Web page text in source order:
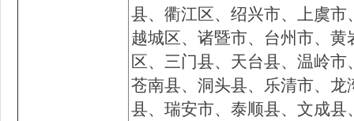
县、衢江区、绍兴市、上虞
越城区、诸暨市、台州市、
区、三门县、天台县、温岭
苍南县、洞头县、乐清市、
县、瑞安市、泰顺县、文成